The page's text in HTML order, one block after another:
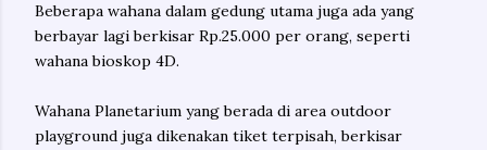
Beberapa wahana dalam gedung utama juga ada yang
berbayar lagi berkisar Rp.25.000 per orang, seperti
wahana bioskop 4D.
Wahana Planetarium yang berada di area outdoor
playground juga dikenakan tiket terpisah, berkisar